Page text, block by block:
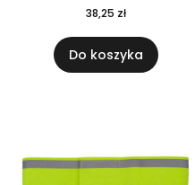
38,25 zł
Do koszyka